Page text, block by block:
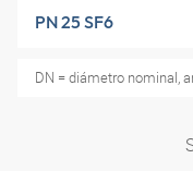
PN 25 SF6
DN = diámetro nominal,